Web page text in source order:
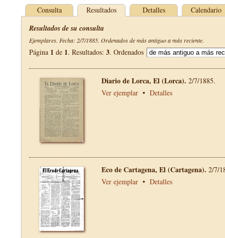
Consulta Resultados Detalles Calendario
Resultados de su consulta
Ejemplares. Fecha: 2/7/1885. Ordenados de más antiguo a más reciente.
Página 1 de 1. Resultados: 3. Ordenados
Diario de Lorca, El (Lorca). 2/7/1885.
Ver ejemplar • Detalles
Eco de Cartagena, El (Cartagena). 2/7/
Ver ejemplar • Detalles